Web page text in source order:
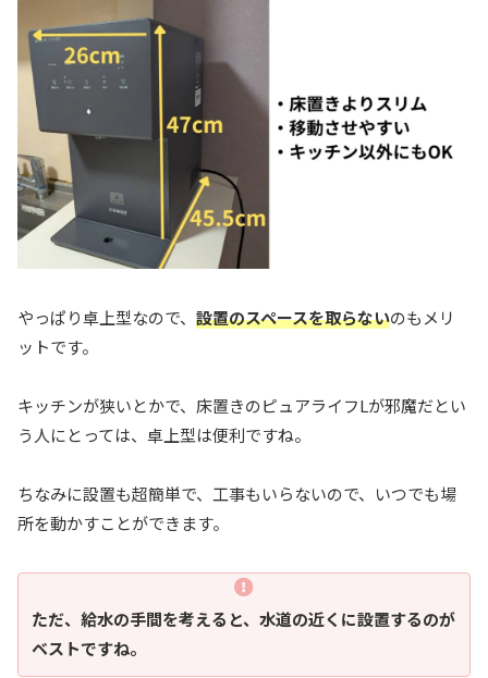
やっぱり卓上型なので、 設置のスペースを取らないのもメリ
ットです。
キッチンが狭いとかで、床置きのピュアライフLが邪魔だとい
う人にとっては、卓上型は便利ですね。
ちなみに設置も超簡単で、工事もいらないので、いつでも場
所を動かすことができます。
ただ、給水の手間を考えると、水道の近くに設置するのが
ベストですね。